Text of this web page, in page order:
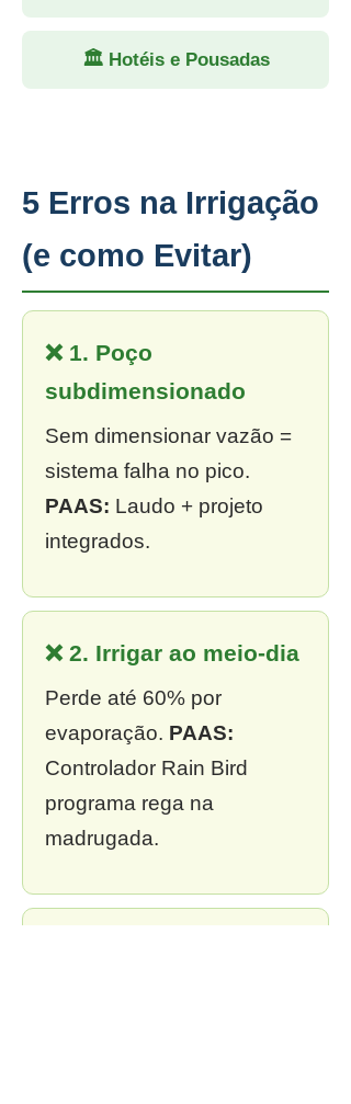
🏛 Hotéis e Pousadas
5 Erros na Irrigação
(e como Evitar)
❌ 1. Poço
subdimensionado
Sem dimensionar vazão =
sistema falha no pico.
PAAS: Laudo + projeto
integrados.
❌ 2. Irrigar ao meio-dia
Perde até 60% por
evaporação. PAAS:
Controlador Rain Bird
programa rega na
madrugada.